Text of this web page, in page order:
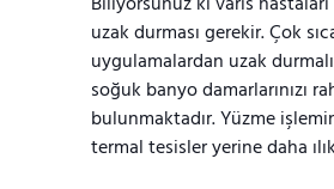
uzak durması gerekir. Çok
uygulamalardan uzak
soğuk banyo damarlarınızı
bulunmaktadır. Yüzme
termal tesisler yerine daha